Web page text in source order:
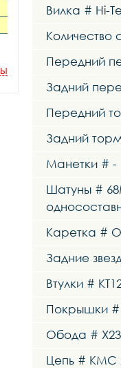
Вилка # Hi-
Количество
Передний
Задний
Передний
Задний
Манетки # -
Шатуны #
Каретка #
Задние
Втулки #
Покрышки #
Обода # X23
Цепь # KMC